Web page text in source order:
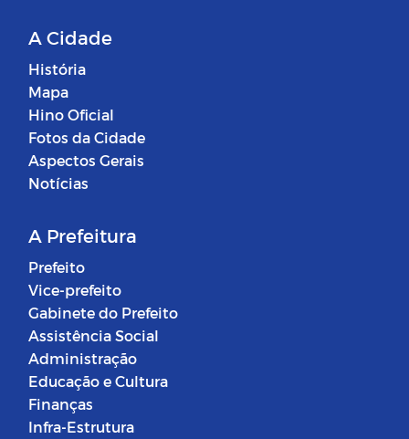
A Cidade
História
Mapa
Hino Oficial
Fotos da Cidade
Aspectos Gerais
Notícias
A Prefeitura
Prefeito
Vice-prefeito
Gabinete do Prefeito
Assistência Social
Administração
Educação e Cultura
Finanças
Infra-Estrutura